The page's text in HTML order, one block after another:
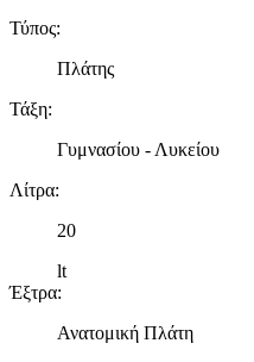
Τύπος:
Πλάτης
Τάξη:
Γυμνασίου - Λυκείου
Λίτρα:
20
lt
Έξτρα:
Ανατομική Πλάτη